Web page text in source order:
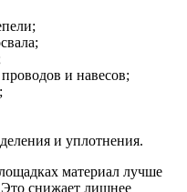
и навесов;
и уплотнения.
материал лучше
снижает лишнее